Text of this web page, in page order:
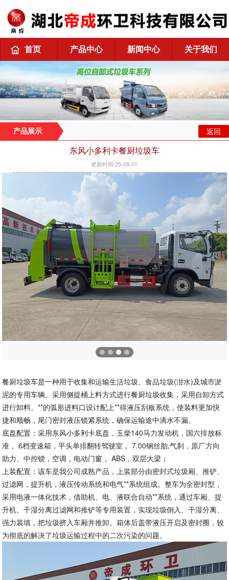
首页 产品中心 新闻中心 关于我们
产品展示 返回
东风小多利卡餐厨垃圾车
更新时间:25-09-01
餐厨垃圾车是一种用于收集和运输生活垃圾、食品垃圾(泔水)及城市淤
泥的专用车辆。采用侧提桶上料方式进行餐厨垃圾收集，采用自卸方式
进行卸料。**的弧形进料口设计配上**得液压刮板系统，使装料更加快
捷和顺畅，尾门密封液压锁紧系统，确保运输途中滴水不漏。
底盘配置：采用东风小多利卡底盘，玉柴140马力发动机，国六排放标
准， 6档变速箱，平头单排翻转驾驶室， 7.00钢丝胎,气刹，原厂方向
助力、中控锁，空调，电动门窗， ABS，双层大梁；
上装配置：该车是我公司成熟产品，上装部分由密封式垃圾厢、推铲、
过滤网，提升机，液压传动系统和电气**系统组成。整车为全密封型，
采用电液一体化技术，借助机、电、液联合自动**系统，通过车厢、提
升机、干湿分离过滤网和推铲等专用装置，实现垃圾倒入、干湿分离、
强力装填，把垃圾挤入车厢并推卸。箱体后盖带液压开启及密封圈，较
为彻底的解决了垃圾运输过程中的二次污染的问题。